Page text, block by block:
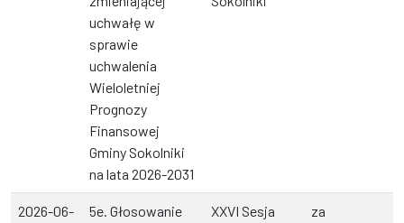
uchwałę w
sprawie
uchwalenia
Wieloletniej
Prognozy
Finansowej
Gminy Sokolniki
na lata 2026-2031
2026-06-
5e. Głosowanie
XXVI Sesja
za